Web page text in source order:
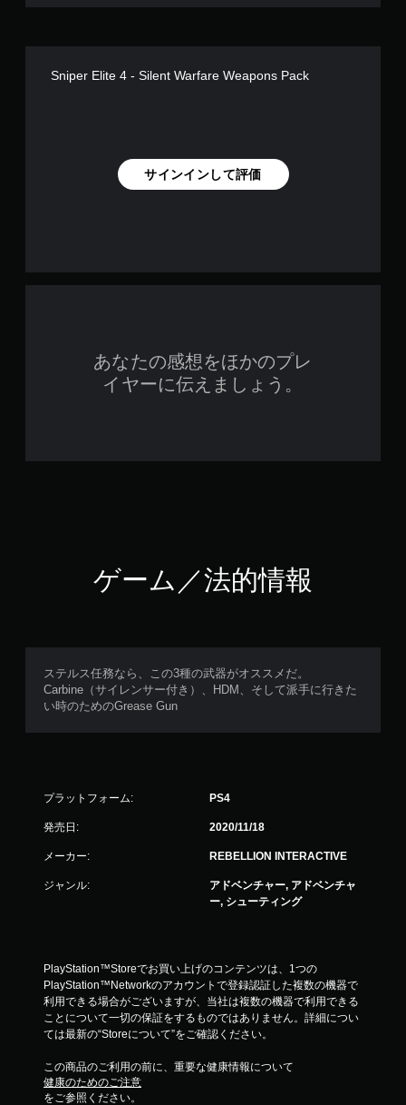
Sniper Elite 4 - Silent Warfare Weapons Pack
サインインして評価
あなたの感想をほかのプレ
イヤーに伝えましょう。
ゲーム／法的情報
ステルス任務なら、この3種の武器がオススメだ。
Carbine（サイレンサー付き）、HDM、そして派手に行きた
い時のためのGrease Gun
プラットフォーム: PS4
発売日: 2020/11/18
メーカー: REBELLION INTERACTIVE
ジャンル:
アドベンチャー, アドベンチャ
ー, シューティング
PlayStation™Storeでお買い上げのコンテンツは、1つの
PlayStation™Networkのアカウントで登録認証した複数の機器で
利用できる場合がございますが、当社は複数の機器で利用できる
ことについて一切の保証をするものではありません。詳細につい
ては最新の“Storeについて”をご確認ください。
この商品のご利用の前に、重要な健康情報について
健康のためのご注意
をご参照ください。